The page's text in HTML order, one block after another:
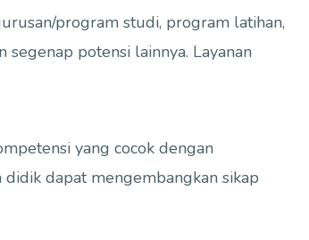
program studi, program latihan,
potensi lainnya. Layanan
yang cocok dengan
dapat mengembangkan sikap